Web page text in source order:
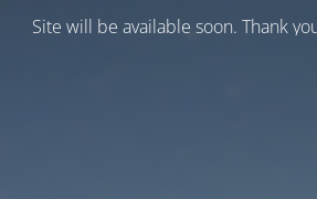
Site will be available soon. Thank